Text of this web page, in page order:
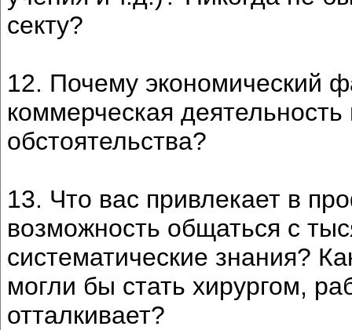
секту?
12. Почему экономический
коммерческая
обстоятельства?
13. Что вас привлекает в
возможность общаться с
систематические знания?
могли бы стать хирургом,
отталкивает?